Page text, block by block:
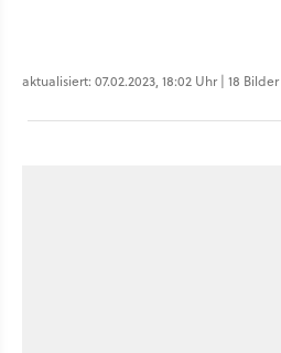
aktualisiert: 07.02.2023, 18:02 Uhr | 18 Bilder